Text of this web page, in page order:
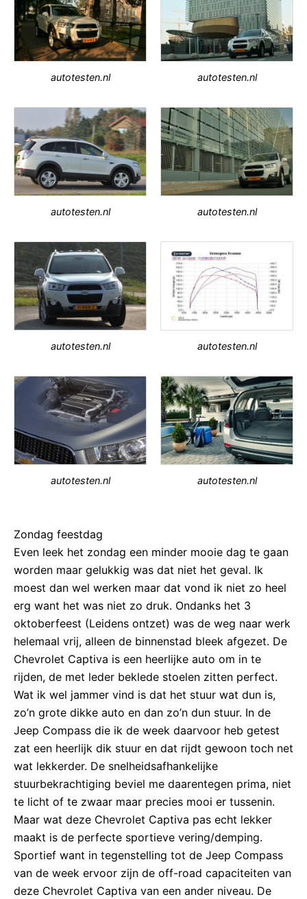
autotesten.nl autotesten.nl
autotesten.nl autotesten.nl
autotesten.nl autotesten.nl
autotesten.nl autotesten.nl
Zondag feestdag
Even leek het zondag een minder mooie dag te gaan
worden maar gelukkig was dat niet het geval. Ik
moest dan wel werken maar dat vond ik niet zo heel
erg want het was niet zo druk. Ondanks het 3
oktoberfeest (Leidens ontzet) was de weg naar werk
helemaal vrij, alleen de binnenstad bleek afgezet. De
Chevrolet Captiva is een heerlijke auto om in te
rijden, de met leder beklede stoelen zitten perfect.
Wat ik wel jammer vind is dat het stuur wat dun is,
zo’n grote dikke auto en dan zo’n dun stuur. In de
Jeep Compass die ik de week daarvoor heb getest
zat een heerlijk dik stuur en dat rijdt gewoon toch net
wat lekkerder. De snelheidsafhankelijke
stuurbekrachtiging beviel me daarentegen prima, niet
te licht of te zwaar maar precies mooi er tussenin.
Maar wat deze Chevrolet Captiva pas echt lekker
maakt is de perfecte sportieve vering/demping.
Sportief want in tegenstelling tot de Jeep Compass
van de week ervoor zijn de off-road capaciteiten van
deze Chevrolet Captiva van een ander niveau. De